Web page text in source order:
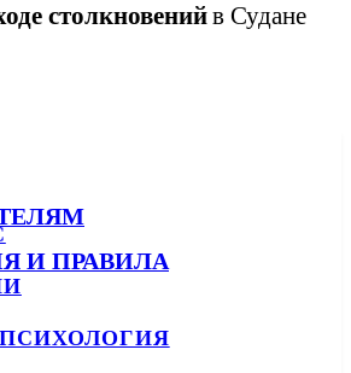
столкновенийв Судане
И ПРАВИЛА